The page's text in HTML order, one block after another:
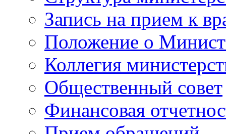
Запись на прием к
Положение о
Коллегия
Общественный совет
Финансовая